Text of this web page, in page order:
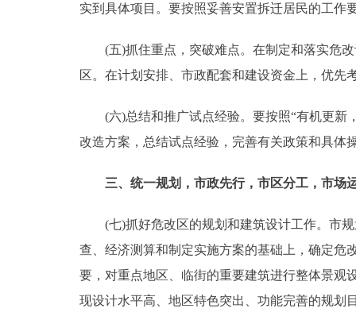
ITALIANO
实到具体项目。要按照妥善安置拆迁居民的工作
(五)抓住重点，突破难点。在制定和落实危改
区。在计划安排、市政配套和建设资金上，优先
(六)总结和推广试点经验。要按照“有机更新
改造方案，总结试点经验，完善有关政策和具体
三、统一规划，市政先行，市区分工，市场
(七)抓好危改区的规划和建筑设计工作。市规
查、经济测算和制定实施方案的基础上，确定危
要，对重点地区、临街的重要建筑进行整体景观
现设计水平高、地区特色突出、功能完善的规划